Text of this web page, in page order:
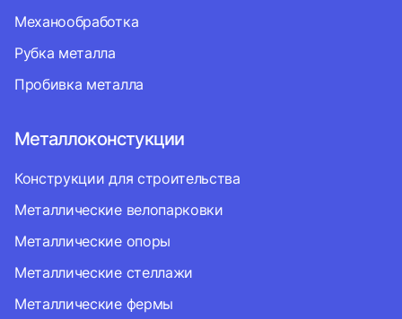
Механообработка
Рубка металла
Пробивка металла
Металлоконстукции
Конструкции для строительства
Металлические велопарковки
Металлические опоры
Металлические стеллажи
Металлические фермы